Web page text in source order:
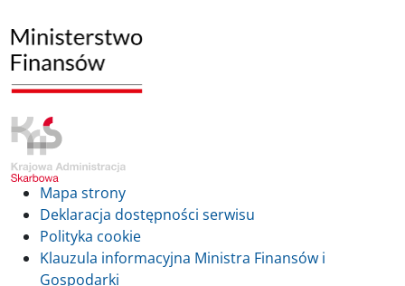
Mapa strony
Deklaracja dostępności serwisu
Polityka cookie
Klauzula informacyjna Ministra Finansów i
Gospodarki